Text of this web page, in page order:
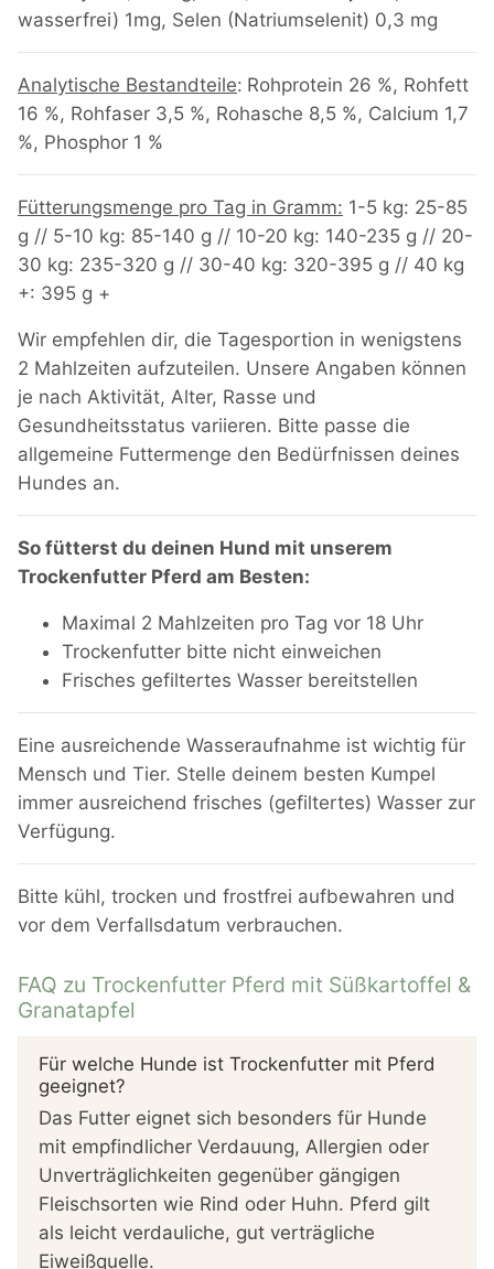
wasserfrei) 1mg, Selen (Natriumselenit) 0,3 mg
Analytische Bestandteile: Rohprotein 26 %, Rohfett
16 %, Rohfaser 3,5 %, Rohasche 8,5 %, Calcium 1,7
%, Phosphor 1 %
Fütterungsmenge pro Tag in Gramm: 1-5 kg: 25-85
g // 5-10 kg: 85-140 g // 10-20 kg: 140-235 g // 20-
30 kg: 235-320 g // 30-40 kg: 320-395 g // 40 kg
+: 395 g +
Wir empfehlen dir, die Tagesportion in wenigstens
2 Mahlzeiten aufzuteilen. Unsere Angaben können
je nach Aktivität, Alter, Rasse und
Gesundheitsstatus variieren. Bitte passe die
allgemeine Futtermenge den Bedürfnissen deines
Hundes an.
So fütterst du deinen Hund mit unserem
Trockenfutter Pferd am Besten:
Maximal 2 Mahlzeiten pro Tag vor 18 Uhr
Trockenfutter bitte nicht einweichen
Frisches gefiltertes Wasser bereitstellen
Eine ausreichende Wasseraufnahme ist wichtig für
Mensch und Tier. Stelle deinem besten Kumpel
immer ausreichend frisches (gefiltertes) Wasser zur
Verfügung.
Bitte kühl, trocken und frostfrei aufbewahren und
vor dem Verfallsdatum verbrauchen.
FAQ zu Trockenfutter Pferd mit Süßkartoffel &
Granatapfel
Für welche Hunde ist Trockenfutter mit Pferd
geeignet?
Das Futter eignet sich besonders für Hunde
mit empfindlicher Verdauung, Allergien oder
Unverträglichkeiten gegenüber gängigen
Fleischsorten wie Rind oder Huhn. Pferd gilt
als leicht verdauliche, gut verträgliche
Eiweißquelle.